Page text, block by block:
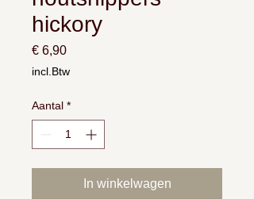
hickory
€ 6,90Prijs
incl.Btw
Aantal *
In winkelwagen